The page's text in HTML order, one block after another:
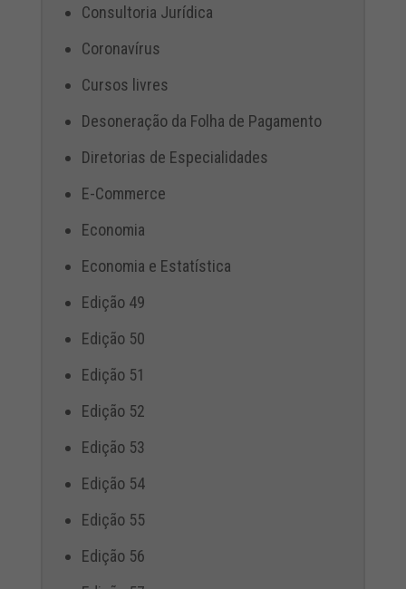
Consultoria Jurídica
Coronavírus
Cursos livres
Desoneração da Folha de Pagamento
Diretorias de Especialidades
E-Commerce
Economia
Economia e Estatística
Edição 49
Edição 50
Edição 51
Edição 52
Edição 53
Edição 54
Edição 55
Edição 56